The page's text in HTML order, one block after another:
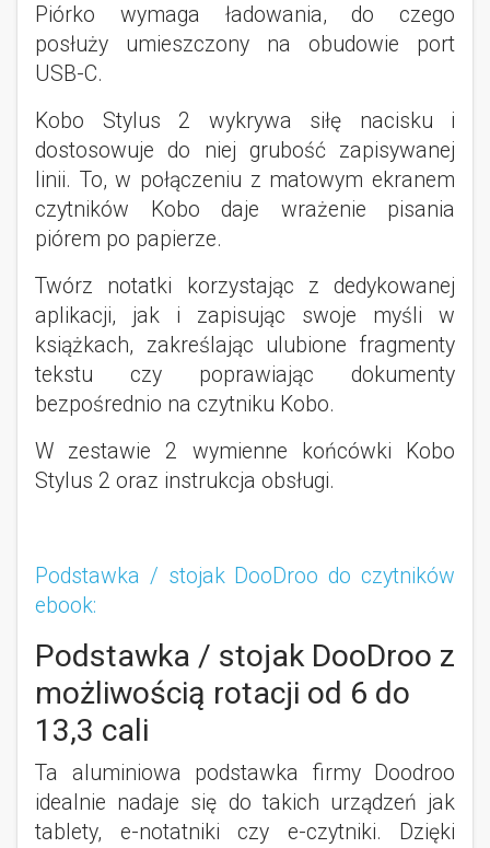
Piórko wymaga ładowania, do czego
posłuży umieszczony na obudowie port
USB-C.
Kobo Stylus 2 wykrywa siłę nacisku i
dostosowuje do niej grubość zapisywanej
linii. To, w połączeniu z matowym ekranem
czytników Kobo daje wrażenie pisania
piórem po papierze.
Twórz notatki korzystając z dedykowanej
aplikacji, jak i zapisując swoje myśli w
książkach, zakreślając ulubione fragmenty
tekstu czy poprawiając dokumenty
bezpośrednio na czytniku Kobo.
W zestawie 2 wymienne końcówki Kobo
Stylus 2 oraz instrukcja obsługi.
Podstawka / stojak DooDroo do czytników
ebook:
Podstawka / stojak DooDroo z
możliwością rotacji od 6 do
13,3 cali
Ta aluminiowa podstawka firmy Doodroo
idealnie nadaje się do takich urządzeń jak
tablety, e-notatniki czy e-czytniki. Dzięki